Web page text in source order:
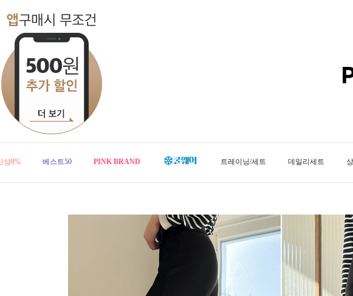
상8% 베스트50 PINK BRAND 트레이닝/세트 데일리세트